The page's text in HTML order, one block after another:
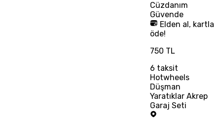
Cüzdanım
Güvende
Elden al, kartla
öde!
750 TL
6 taksit
Hotwheels
Düşman
Yaratıklar Akrep
Garaj Seti